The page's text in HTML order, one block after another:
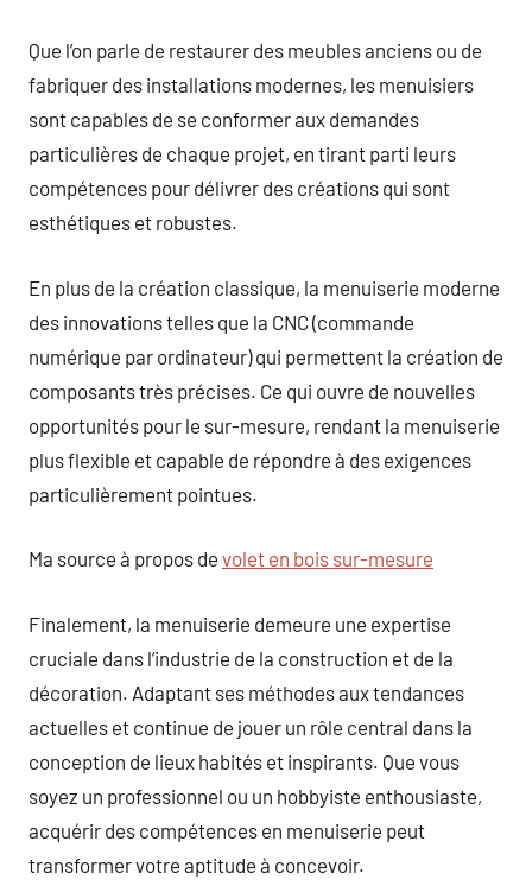
Que l’on parle de restaurer des meubles anciens ou de
fabriquer des installations modernes, les menuisiers
sont capables de se conformer aux demandes
particulières de chaque projet, en tirant parti leurs
compétences pour délivrer des créations qui sont
esthétiques et robustes.
En plus de la création classique, la menuiserie moderne
des innovations telles que la CNC (commande
numérique par ordinateur) qui permettent la création de
composants très précises. Ce qui ouvre de nouvelles
opportunités pour le sur-mesure, rendant la menuiserie
plus flexible et capable de répondre à des exigences
particulièrement pointues.
Ma source à propos de volet en bois sur-mesure
Finalement, la menuiserie demeure une expertise
cruciale dans l’industrie de la construction et de la
décoration. Adaptant ses méthodes aux tendances
actuelles et continue de jouer un rôle central dans la
conception de lieux habités et inspirants. Que vous
soyez un professionnel ou un hobbyiste enthousiaste,
acquérir des compétences en menuiserie peut
transformer votre aptitude à concevoir.